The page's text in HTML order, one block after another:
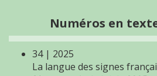
Numéros en
34 | 2025
La langue des signes